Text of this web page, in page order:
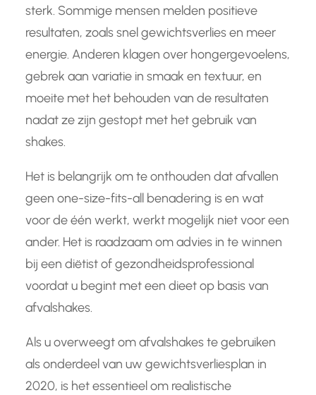
sterk. Sommige mensen melden positieve
resultaten, zoals snel gewichtsverlies en meer
energie. Anderen klagen over hongergevoelens,
gebrek aan variatie in smaak en textuur, en
moeite met het behouden van de resultaten
nadat ze zijn gestopt met het gebruik van
shakes.
Het is belangrijk om te onthouden dat afvallen
geen one-size-fits-all benadering is en wat
voor de één werkt, werkt mogelijk niet voor een
ander. Het is raadzaam om advies in te winnen
bij een diëtist of gezondheidsprofessional
voordat u begint met een dieet op basis van
afvalshakes.
Als u overweegt om afvalshakes te gebruiken
als onderdeel van uw gewichtsverliesplan in
2020, is het essentieel om realistische